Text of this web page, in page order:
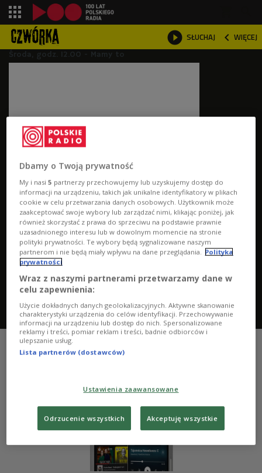
 SŁUCHAJ  WIĘCEJ

Kto może zdecydować się na oddanie szpiku?
Środa, godz. 14.00 - Się mówi
"Osiemnastka" - jedyne takie urodziny
Dbamy o Twoją prywatność
My i nasi5 partnerzy przechowujemy lub uzyskujemy dostęp do
informacji na urządzeniu, takich jak unikalne identyfikatory w plikach
cookie w celu przetwarzania danych osobowych. Użytkownik może
zaakceptować swoje wybory lub zarządzać nimi, klikając poniżej, jak
również skorzystać z prawa do sprzeciwu na podstawie prawnie
uzasadnionego interesu lub w dowolnym momencie na stronie
polityki prywatności. Te wybory będą sygnalizowane naszym
partnerom i nie będą miały wpływu na dane przeglądania. Polityka
prywatności
Wraz z naszymi partnerami przetwarzamy dane w
celu zapewnienia:
Użycie dokładnych danych geolokalizacyjnych. Aktywne skanowanie
charakterystyki urządzenia do celów identyfikacji. Przechowywanie
informacji na urządzeniu lub dostęp do nich. Spersonalizowane
reklamy i treści, pomiar reklam i treści, badnie odbiorców i
ulepszanie usług.
Lista partnerów (dostawców)
Ustawienia zaawansowane
Odrzucenie wszystkich Akceptuję wszystkie